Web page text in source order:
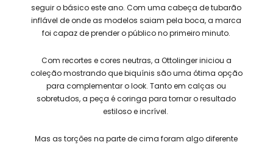
seguir o básico este ano. Com uma cabeça de tubarão
inflável de onde as modelos saiam pela boca, a marca
foi capaz de prender o público no primeiro minuto.
Com recortes e cores neutras, a Ottolinger iniciou a
coleção mostrando que biquínis são uma ótima opção
para complementar o look. Tanto em calças ou
sobretudos, a peça é coringa para tornar o resultado
estiloso e incrível.
Mas as torções na parte de cima foram algo diferente